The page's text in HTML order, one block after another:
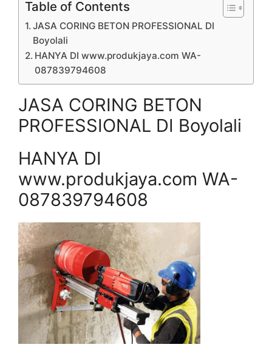
Table of Contents
JASA CORING BETON PROFESSIONAL DI
Boyolali
HANYA DI www.produkjaya.com WA-
087839794608
JASA CORING BETON
PROFESSIONAL DI Boyolali
HANYA DI
www.produkjaya.com WA-
087839794608